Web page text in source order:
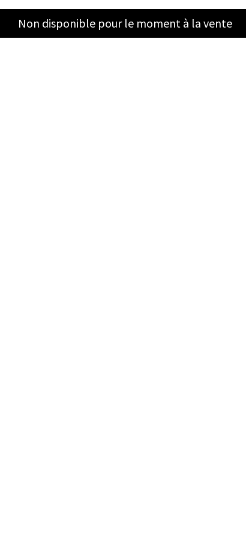
Non disponible pour le moment à la vente